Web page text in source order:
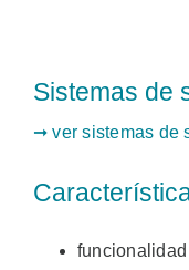
Sistemas de
➞ ver sistemas de